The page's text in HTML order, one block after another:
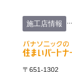
施工店情報
〒651-1302